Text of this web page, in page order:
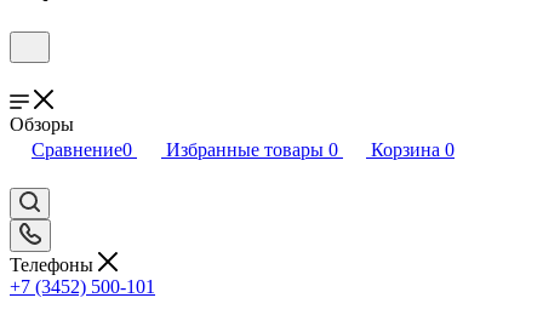
Обзоры
Сравнение0 Избранные товары 0 Корзина 0
Телефоны
+7 (3452) 500-101